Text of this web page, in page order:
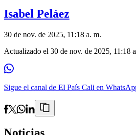
Isabel Peláez
30 de nov. de 2025, 11:18 a. m.
Actualizado el 30 de nov. de 2025, 11:18
Sigue el canal de El País Cali en